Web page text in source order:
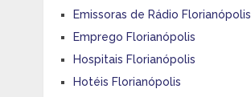
Emissoras de Rádio Florianópolis
Emprego Florianópolis
Hospitais Florianópolis
Hotéis Florianópolis